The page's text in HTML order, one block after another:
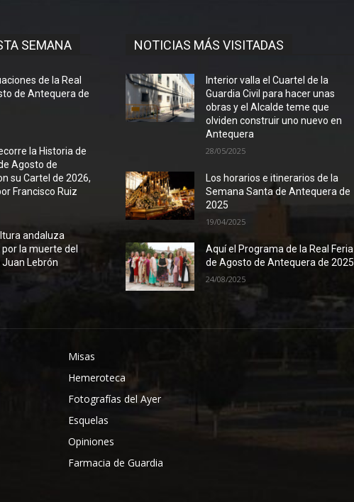
SEMANA
de la Real
de Antequera de
la Historia de
Agosto de
su Cartel de 2026,
Francisco Ruiz
andaluza
la muerte del
Lebrón
NOTICIAS MÁS VISITADAS
Interior valla el Cuartel de la
Guardia Civil para hacer unas
obras y el Alcalde teme que
olviden construir uno nuevo en
Antequera
28/05/2025
Los horarios e itinerarios de la
Semana Santa de Antequera de
2025
19/04/2025
Aquí el Programa de la Real Feria
de Agosto de Antequera de 2025
24/08/2025
Misas
Hemeroteca
Fotografías del Ayer
Esquelas
Opiniones
Farmacia de Guardia